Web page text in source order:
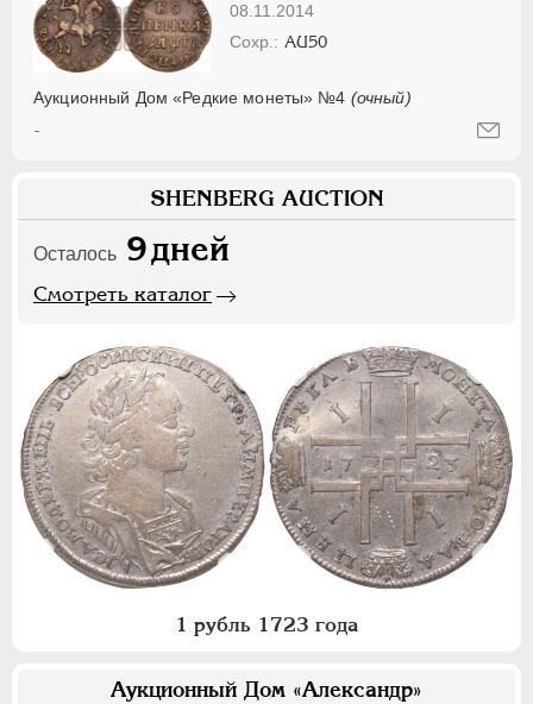
08.11.2014
Аукционный Дом «Редкие монеты» №4 (очный)
AU50
-
SHENBERG AUCTION
Осталось 9дней
Смотреть каталог
1 рубль 1723 года
Аукционный Дом «Александр»